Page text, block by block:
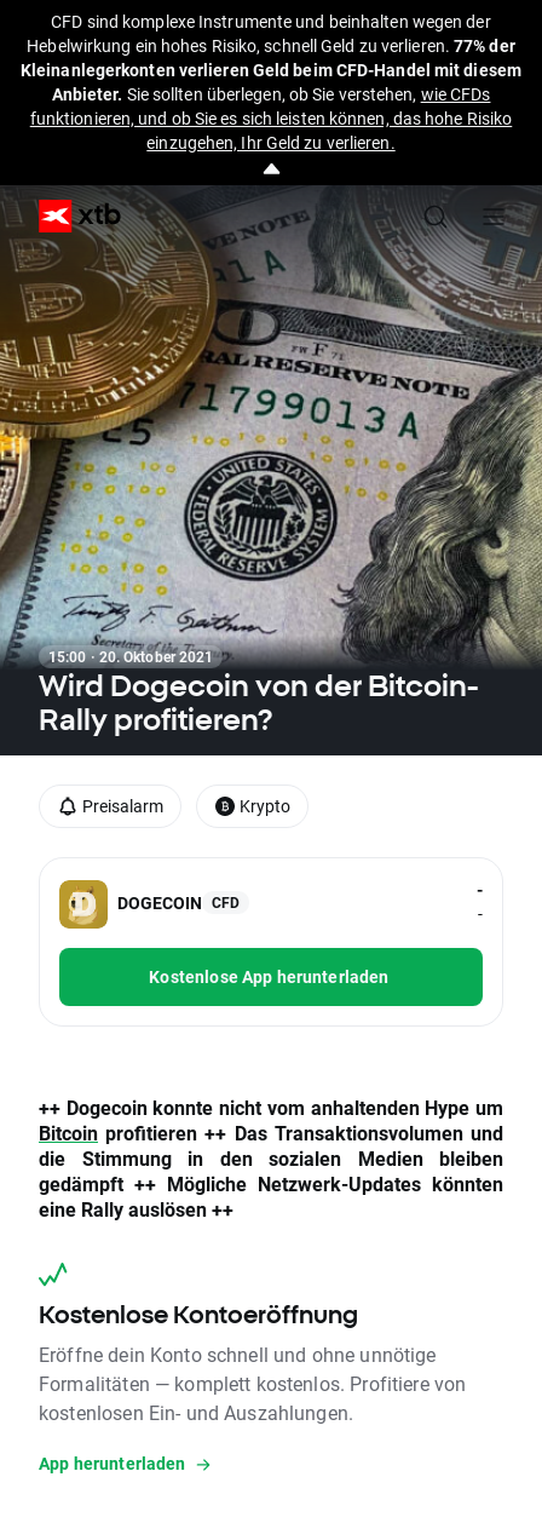
CFD sind komplexe Instrumente und beinhalten wegen der
Hebelwirkung ein hohes Risiko, schnell Geld zu verlieren.77% der
Kleinanlegerkonten verlieren Geld beim CFD-Handel mit diesem
Anbieter. Sie sollten überlegen, ob Sie verstehen, wie CFDs
funktionieren, und ob Sie es sich leisten können, das hohe Risiko
einzugehen, Ihr Geld zu verlieren.
15:00 · 20. Oktober 2021
Wird Dogecoin von der Bitcoin-
Rally profitieren?
DOGECOIN CFD
-
-
Kostenlose App herunterladen
++ Dogecoin konnte nicht vom anhaltenden Hype um
Bitcoin profitieren ++ Das Transaktionsvolumen und
die Stimmung in den sozialen Medien bleiben
gedämpft ++ Mögliche Netzwerk-Updates könnten
eine Rally auslösen ++
Kostenlose Kontoeröffnung
Eröffne dein Konto schnell und ohne unnötige
Formalitäten — komplett kostenlos. Profitiere von
kostenlosen Ein- und Auszahlungen.
App herunterladen
Preisalarm Krypto